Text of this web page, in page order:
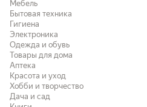
Мебель
Бытовая техника
Гигиена
Электроника
Одежда и обувь
Товары для дома
Аптека
Красота и уход
Хобби и творчество
Дача и сад